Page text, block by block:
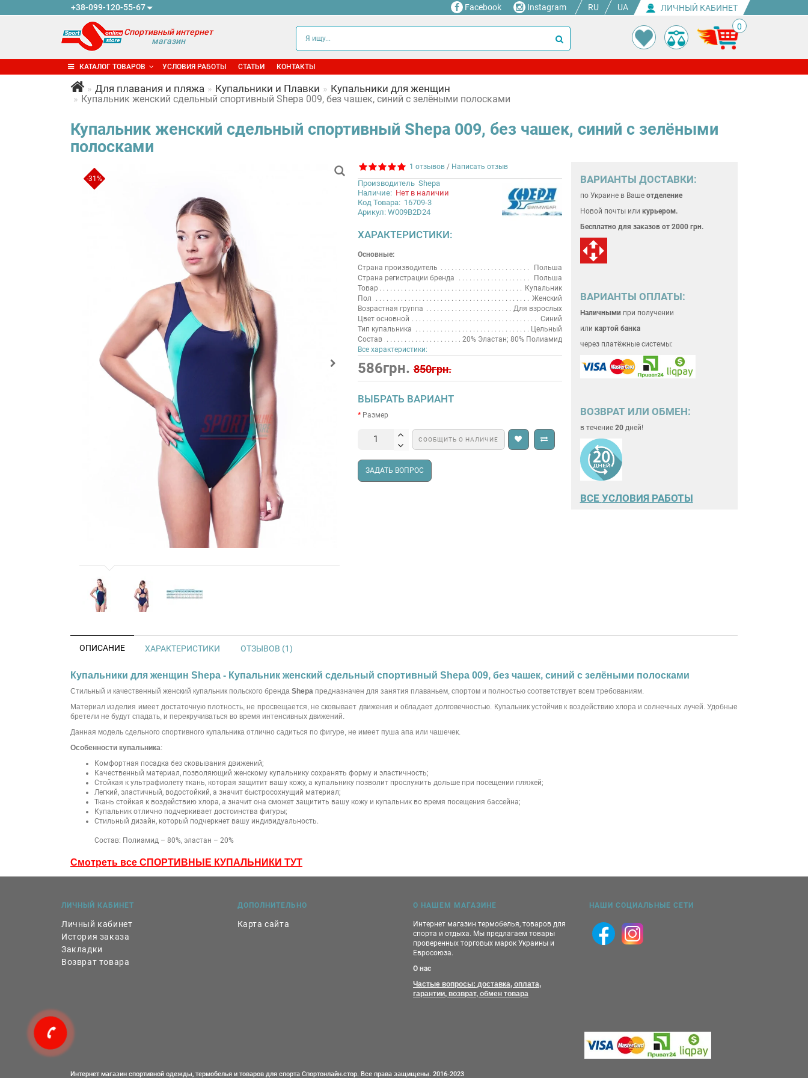
+38-099-120-55-67 Facebook Instagram RU UA ЛИЧНЫЙ КАБИНЕТ
Спортивный интернет
магазин
0
КАТАЛОГ ТОВАРОВ УСЛОВИЯ РАБОТЫ СТАТЬИ КОНТАКТЫ
Для плавания и пляжа Купальники и Плавки Купальники для женщин
Купальник женский сдельный спортивный Shepa 009, без чашек, синий с зелёными полосками
Купальник женский сдельный спортивный Shepa 009, без чашек, синий с зелёными
полосками
-31%
1 отзывов / Написать отзыв
Производитель Shepa
Наличие: Нет в наличии
Код Товара: 16709-3
Арикул: W009B2D24
ХАРАКТЕРИСТИКИ:
Основные:
Страна производитель
Польша
Страна регистрации бренда
Польша
Товар
Купальник
Пол
Женский
Возрастная группа
Для взрослых
Цвет основной
Синий
Тип купальника
Цельный
Состав
20% Эластан; 80% Полиамид
Все характеристики:
586грн. 850грн.
ВЫБРАТЬ ВАРИАНТ
Размер
СООБЩИТЬ О НАЛИЧИЕ
ЗАДАТЬ ВОПРОС
ВАРИАНТЫ ДОСТАВКИ:
по Украине в Ваше отделение
Новой почты или курьером.
Бесплатно для заказов от 2000 грн.
ВАРИАНТЫ ОПЛАТЫ:
Наличнымипри получении
или картой банка
через платёжные системы:
ВОЗВРАТ ИЛИ ОБМЕН:
в течение 20дней!
ВСЕ УСЛОВИЯ РАБОТЫ
ОПИСАНИЕ ХАРАКТЕРИСТИКИ ОТЗЫВОВ (1)
Купальники для женщин Shepa - Купальник женский сдельный спортивный Shepa 009, без чашек, синий с зелёными полосками
Стильный и качественный женский купальник польского бренда Shepa предназначен для занятия плаваньем, спортом и полностью соответствует всем требованиям.
Материал изделия имеет достаточную плотность, не просвещается, не сковывает движения и обладает долговечностью. Купальник устойчив к воздействию хлора и солнечных лучей. Удобные
бретели не будут спадать, и перекручиваться во время интенсивных движений.
Данная модель сдельного спортивного купальника отлично садиться по фигуре, не имеет пуша апа или чашечек.
Особенности купальника:
Комфортная посадка без сковывания движений;
Качественный материал, позволяющий женскому купальнику сохранять форму и эластичность;
Стойкая к ультрафиолету ткань, которая защитит вашу кожу, а купальнику позволит прослужить дольше при посещении пляжей;
Легкий, эластичный, водостойкий, а значит быстросохнущий материал;
Ткань стойкая к воздействию хлора, а значит она сможет защитить вашу кожу и купальник во время посещения бассейна;
Купальник отлично подчеркивает достоинства фигуры;
Стильный дизайн, который подчеркнет вашу индивидуальность.
Состав: Полиамид – 80%, эластан – 20%
Смотреть все СПОРТИВНЫЕ КУПАЛЬНИКИ ТУТ
ЛИЧНЫЙ КАБИНЕТ
Личный кабинет
История заказа
Закладки
Возврат товара
ДОПОЛНИТЕЛЬНО
Карта сайта
О НАШЕМ МАГАЗИНЕ
Интернет магазин термобелья, товаров для
спорта и отдыха. Мы предлагаем товары
проверенных торговых марок Украины и
Евросоюза.
О нас
Частые вопросы: доставка, оплата,
гарантии, возврат, обмен товара
НАШИ СОЦИАЛЬНЫЕ СЕТИ
Интернет магазин спортивной одежды, термобелья и товаров для спорта Спортонлайн.стор. Все права защищены. 2016-2023